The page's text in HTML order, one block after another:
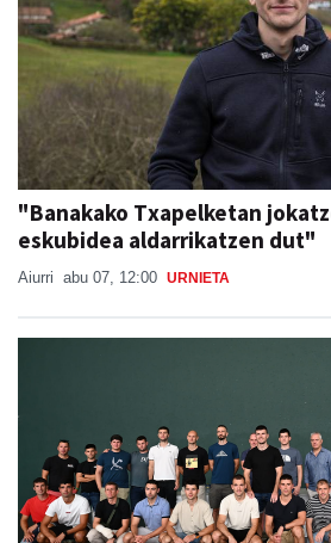
"Banakako Txapelketan
eskubidea aldarrikatzen dut"
Aiurri abu 07, 12:00 URNIETA